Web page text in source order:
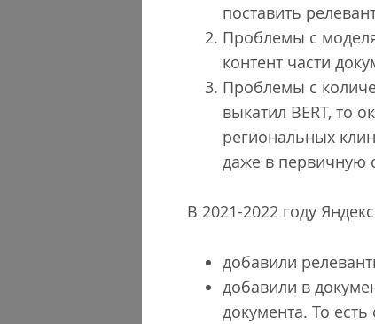
поставить
Проблемы с
контент части
Проблемы с
выкатил BERT, то
региональных
даже в первичную
В 2021-2022 году
добавили
добавили в
документа. То